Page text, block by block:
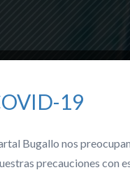
19
Bugallo nos
precauciones con